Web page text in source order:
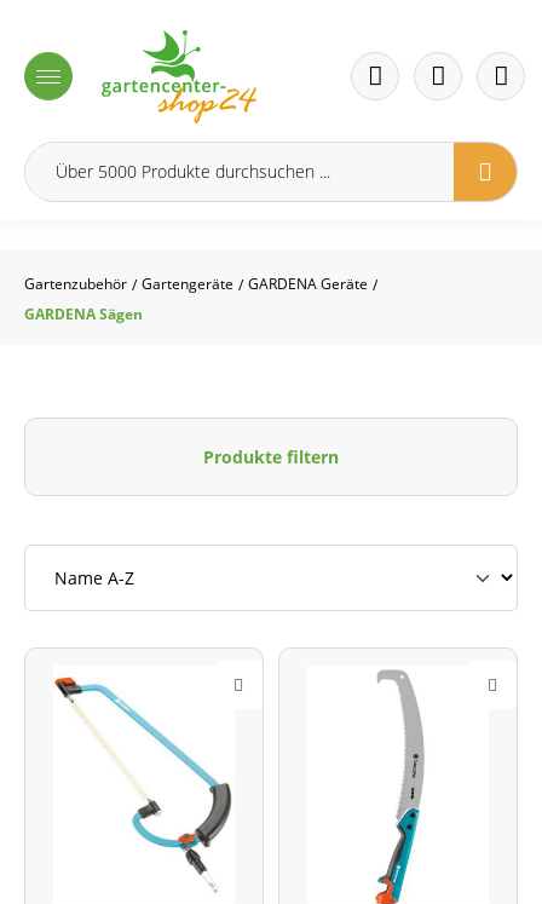
Gartenzubehör / Gartengeräte / GARDENA Geräte /
GARDENA Sägen
Produkte filtern